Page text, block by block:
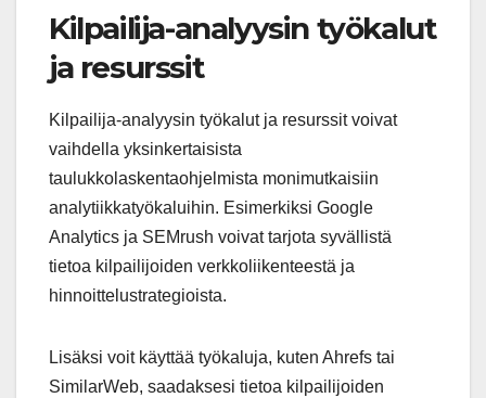
Kilpailija-analyysin työkalut
ja resurssit
Kilpailija-analyysin työkalut ja resurssit voivat
vaihdella yksinkertaisista
taulukkolaskentaohjelmista monimutkaisiin
analytiikkatyökaluihin. Esimerkiksi Google
Analytics ja SEMrush voivat tarjota syvällistä
tietoa kilpailijoiden verkkoliikenteestä ja
hinnoittelustrategioista.
Lisäksi voit käyttää työkaluja, kuten Ahrefs tai
SimilarWeb, saadaksesi tietoa kilpailijoiden